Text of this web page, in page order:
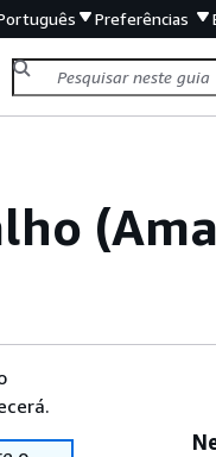
Preferências